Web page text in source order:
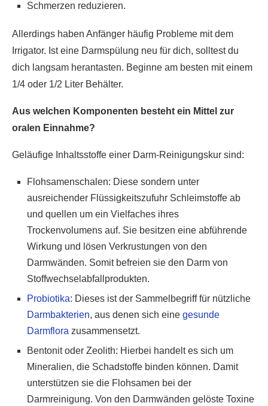
Schmerzen reduzieren.
Allerdings haben Anfänger häufig Probleme mit dem
Irrigator. Ist eine Darmspülung neu für dich, solltest du
dich langsam herantasten. Beginne am besten mit einem
1/4 oder 1/2 Liter Behälter.
Aus welchen Komponenten besteht ein Mittel zur
oralen Einnahme?
Geläufige Inhaltsstoffe einer Darm-Reinigungskur sind:
Flohsamenschalen: Diese sondern unter
ausreichender Flüssigkeitszufuhr Schleimstoffe ab
und quellen um ein Vielfaches ihres
Trockenvolumens auf. Sie besitzen eine abführende
Wirkung und lösen Verkrustungen von den
Darmwänden. Somit befreien sie den Darm von
Stoffwechselabfallprodukten.
Probiotika: Dieses ist der Sammelbegriff für nützliche
Darmbakterien, aus denen sich eine gesunde
Darmflora zusammensetzt.
Bentonit oder Zeolith: Hierbei handelt es sich um
Mineralien, die Schadstoffe binden können. Damit
unterstützen sie die Flohsamen bei der
Darmreinigung. Von den Darmwänden gelöste Toxine